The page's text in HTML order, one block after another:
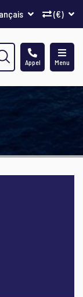
(€)
Menu
Appel